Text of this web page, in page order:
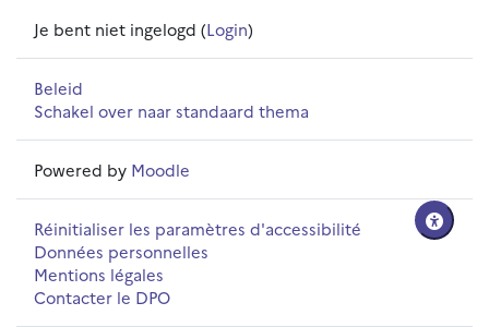
Je bent niet ingelogd (Login)
Beleid
Schakel over naar standaard thema
Powered by Moodle
Réinitialiser les paramètres d'accessibilité
Données personnelles
Mentions légales
Contacter le DPO